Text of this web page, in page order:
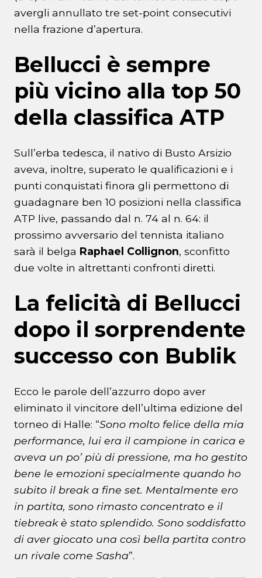
avergli annullato tre set-point consecutivi
nella frazione d’apertura.
Bellucci è sempre
più vicino alla top 50
della classifica ATP
Sull’erba tedesca, il nativo di Busto Arsizio
aveva, inoltre, superato le qualificazioni e i
punti conquistati finora gli permettono di
guadagnare ben 10 posizioni nella classifica
ATP live, passando dal n. 74 al n. 64: il
prossimo avversario del tennista italiano
sarà il belga Raphael Collignon, sconfitto
due volte in altrettanti confronti diretti.
La felicità di Bellucci
dopo il sorprendente
successo con Bublik
Ecco le parole dell’azzurro dopo aver
eliminato il vincitore dell’ultima edizione del
torneo di Halle: “Sono molto felice della mia
performance, lui era il campione in carica e
aveva un po’ più di pressione, ma ho gestito
bene le emozioni specialmente quando ho
subito il break a fine set. Mentalmente ero
in partita, sono rimasto concentrato e il
tiebreak è stato splendido. Sono soddisfatto
di aver giocato una così bella partita contro
un rivale come Sasha”.